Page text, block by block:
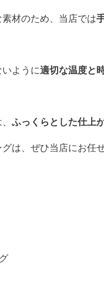
材のため、当店では
ように適切な温度と
ふっくらとした仕上
は、ぜひ当店にお任